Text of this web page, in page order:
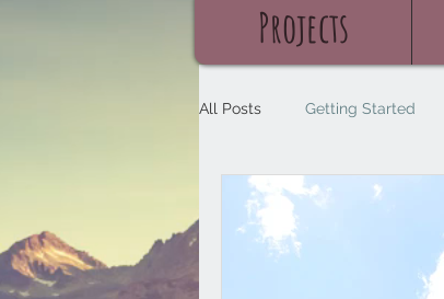
Projects
All Posts Getting Started